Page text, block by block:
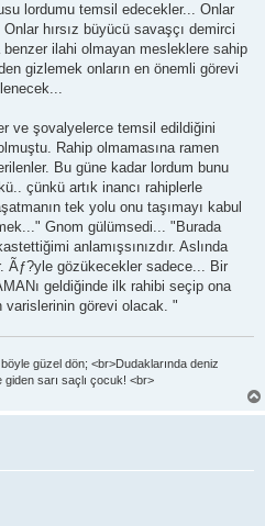
lordumu temsil edecekler... Onlar
hırsız büyücü savaşçı demirci
benzer ilahi olmayan mesleklere sahip
gizlemek onların en önemli görevi
ve şovalyelerce temsil edildiğini
Rahip olmamasına ramen
Bu güne kadar lordum bunu
çünkü artık inancı rahiplerle
tek yolu onu taşımayı kabul
Gnom gülümsedi... "Burada
anlamışsınızdır. Aslında
Ãƒ?yle gözükecekler sadece... Bir
geldiğinde ilk rahibi seçip ona
varislerinin görevi olacak. "
güzel dön; <br>Dudaklarında deniz
sarı saçlı çocuk! <br>